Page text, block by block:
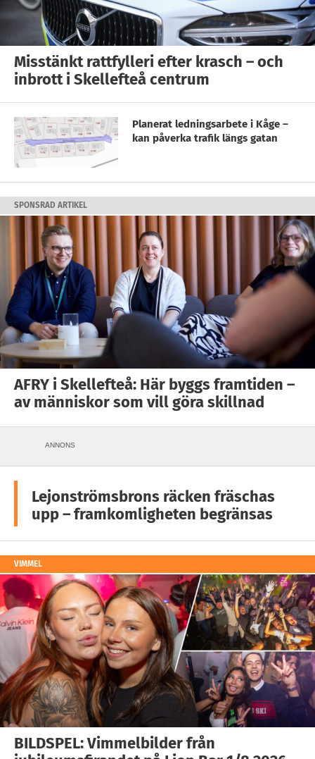
Misstänkt rattfylleri efter krasch – och
inbrott i Skellefteå centrum
Planerat ledningsarbete i Kåge –
kan påverka trafik längs gatan
SPONSRAD ARTIKEL
AFRY i Skellefteå: Här byggs framtiden –
av människor som vill göra skillnad
ANNONS
Lejonströmsbrons räcken fräschas
upp – framkomligheten begränsas
VIMMEL
BILDSPEL: Vimmelbilder från